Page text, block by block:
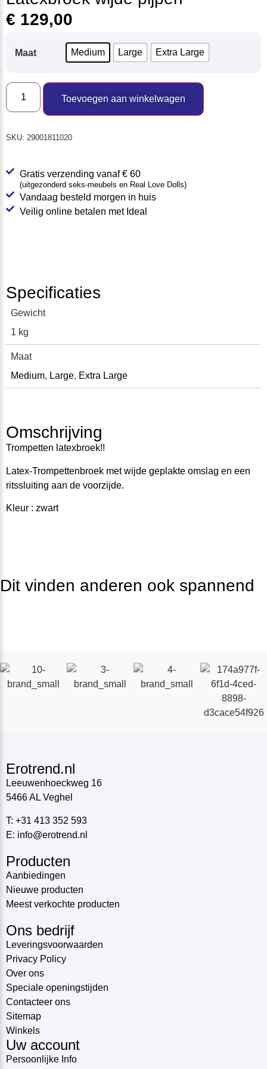
€ 129,00
Maat Medium Large Extra Large
Toevoegen aan winkelwagen
SKU: 29001811020
Gratis verzending vanaf € 60
(uitgezonderd seks-meubels en Real Love Dolls)
Vandaag besteld morgen in huis
Veilig online betalen met Ideal
Specificaties
Gewicht
1 kg
Maat
Medium, Large, Extra Large
Omschrijving
Trompetten latexbroek!!
Latex-Trompettenbroek met wijde geplakte omslag en een
ritssluiting aan de voorzijde.
Kleur : zwart
Dit vinden anderen ook spannend
Erotrend.nl
Leeuwenhoeckweg 16
5466 AL Veghel
T: +31 413 352 593
E: info@erotrend.nl
Producten
Aanbiedingen
Nieuwe producten
Meest verkochte producten
Ons bedrijf
Leveringsvoorwaarden
Privacy Policy
Over ons
Speciale openingstijden
Contacteer ons
Sitemap
Winkels
Uw account
Persoonlijke Info